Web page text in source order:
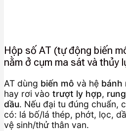
Hộp số AT (tự động biến
nằm ở cụm ma sát và thủy
AT dùng biến mô và hệ bánh
hay rơi vào trượt ly hợp,
dầu. Nếu đại tu đúng chuẩn,
có: lá bố/lá thép, phớt, lọc,
vệ sinh/thử thân van.